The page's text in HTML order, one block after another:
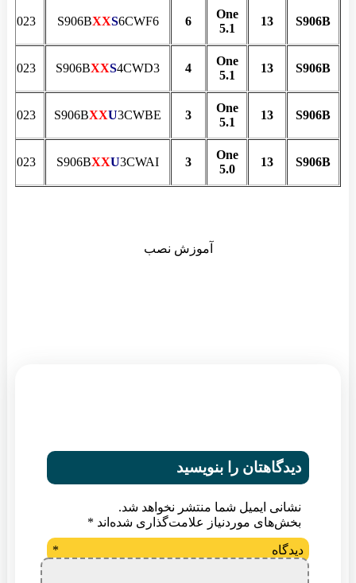
S906B
13
One
5.1
6
S906BXXS6CWF6
S906B
13
One
5.1
4
S906BXXS4CWD3
S906B
13
One
5.1
3
S906BXXU3CWBE
S906B
13
One
5.0
3
S906BXXU3CWAI
آموزش نصب
دیدگاهتان را بنویسید
نشانی ایمیل شما منتشر نخواهد شد.
بخش‌های موردنیاز علامت‌گذاری شده‌اند *
دیدگاه *